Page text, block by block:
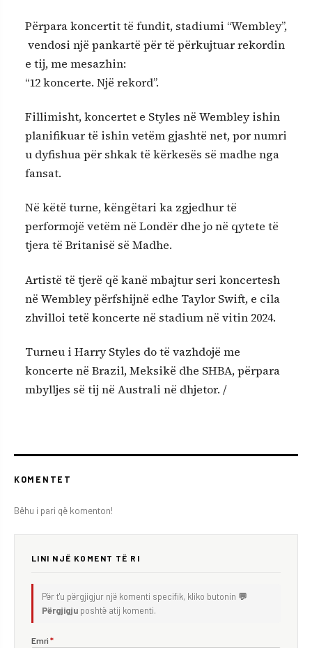
Përpara koncertit të fundit, stadiumi “Wembley”,
vendosi një pankartë për të përkujtuar rekordin
e tij, me mesazhin:
“12 koncerte. Një rekord”.
Fillimisht, koncertet e Styles në Wembley ishin
planifikuar të ishin vetëm gjashtë net, por numri
u dyfishua për shkak të kërkesës së madhe nga
fansat.
Në këtë turne, këngëtari ka zgjedhur të
performojë vetëm në Londër dhe jo në qytete të
tjera të Britanisë së Madhe.
Artistë të tjerë që kanë mbajtur seri koncertesh
në Wembley përfshijnë edhe Taylor Swift, e cila
zhvilloi tetë koncerte në stadium në vitin 2024.
Turneu i Harry Styles do të vazhdojë me
koncerte në Brazil, Meksikë dhe SHBA, përpara
mbylljes së tij në Australi në dhjetor. /
KOMENTET
Bëhu i pari që komenton!
LINI NJË KOMENT TË RI
Për t'u përgjigjur një komenti specifik, kliko butonin 💬
Përgjigju poshtë atij komenti.
Emri *